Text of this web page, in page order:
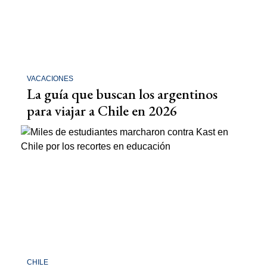
VACACIONES
La guía que buscan los argentinos
para viajar a Chile en 2026
CHILE